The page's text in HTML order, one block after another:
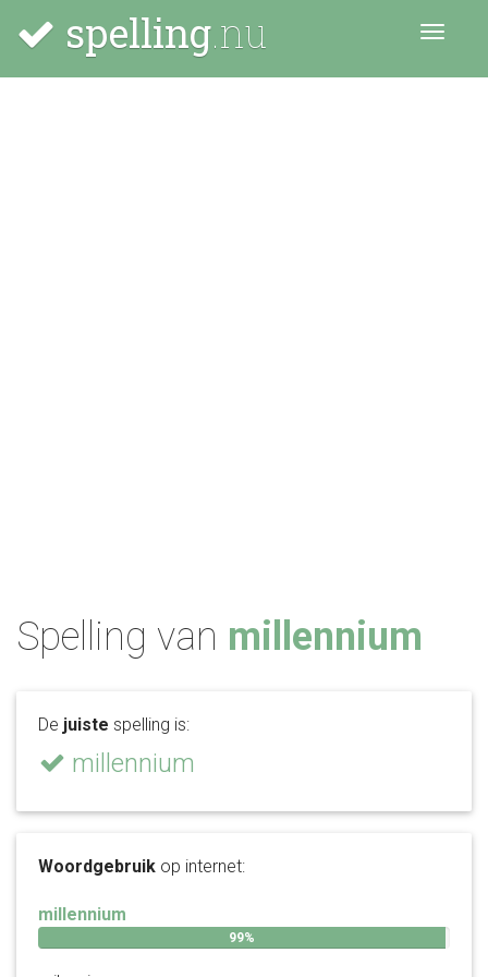
spelling.nu Menu
Spelling van millennium
De juiste spelling is:
millennium
Woordgebruik op internet:
millennium
99%